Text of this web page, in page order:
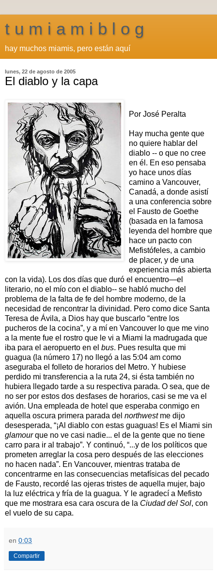
t u m i a m i b l o g
hay muchos miamis, pero están aquí
lunes, 22 de agosto de 2005
El diablo y la capa
Por José Peralta
Hay mucha gente que
no quiere hablar del
diablo -- o que no cree
en él. En eso pensaba
yo hace unos días
camino a Vancouver,
Canadá, a donde asistí
a una conferencia sobre
el Fausto de Goethe
(basada en la famosa
leyenda del hombre que
hace un pacto con
Mefistófeles, a cambio
de placer, y de una
experiencia más abierta
con la vida). Los dos días que duró el encuentro—el
literario, no el mío con el diablo-- se habló mucho del
problema de la falta de fe del hombre moderno, de la
necesidad de rencontrar la divinidad. Pero como dice Santa
Teresa de Ávila, a Dios hay que buscarlo “entre los
pucheros de la cocina”, y a mí en Vancouver lo que me vino
a la mente fue el rostro que le vi a Miami la madrugada que
iba para el aeropuerto en el bus. Pues resulta que mi
guagua (la número 17) no llegó a las 5:04 am como
aseguraba el folleto de horarios del Metro. Y hubiese
perdido mi transferencia a la ruta 24, si ésta también no
hubiera llegado tarde a su respectiva parada. O sea, que de
no ser por estos dos desfases de horarios, casi se me va el
avión. Una empleada de hotel que esperaba conmigo en
aquella oscura primera parada del northwestme dijo
desesperada, “¡Al diablo con estas guaguas! Es el Miami sin
glamourque no ve casi nadie... el de la gente que no tiene
carro para ir al trabajo”. Y continuó, “...y de los políticos que
prometen arreglar la cosa pero después de las elecciones
no hacen nada”. En Vancouver, mientras trataba de
concentrarme en las consecuencias metafísicas del pecado
de Fausto, recordé las ojeras tristes de aquella mujer, bajo
la luz eléctrica y fría de la guagua. Y le agradecí a Mefisto
que me mostrara esa cara oscura de la Ciudad del Sol, con
el vuelo de su capa.
en 0:03
Compartir